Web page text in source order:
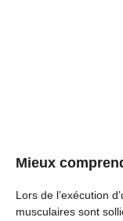
Mieux
Lors de l’exécution
musculaires sont